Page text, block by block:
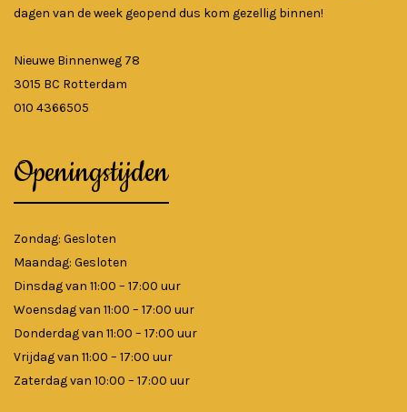
dagen van de week geopend dus kom gezellig binnen!
Nieuwe Binnenweg 78
3015 BC Rotterdam
010 4366505
Openingstijden
Zondag: Gesloten
Maandag: Gesloten
Dinsdag van 11:00 – 17:00 uur
Woensdag van 11:00 – 17:00 uur
Donderdag van 11:00 – 17:00 uur
Vrijdag van 11:00 – 17:00 uur
Zaterdag van 10:00 – 17:00 uur